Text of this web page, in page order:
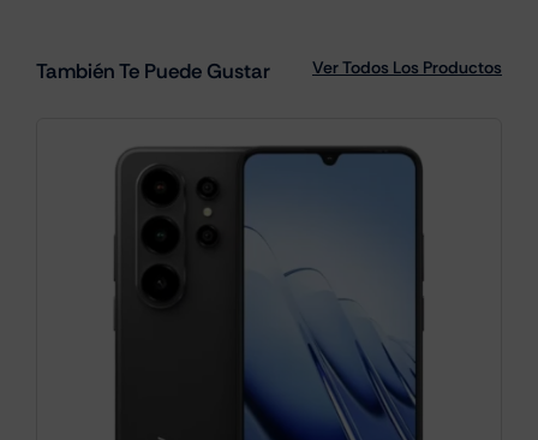
También Te Puede Gustar Ver Todos Los Productos